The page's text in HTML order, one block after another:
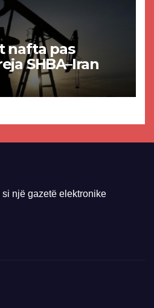
nafta pas
SHBA–Iran
një gazetë elektronike